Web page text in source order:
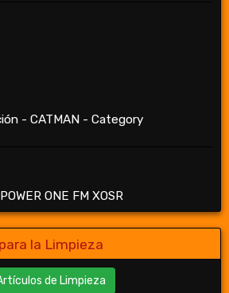
- CATMAN - Category
ONE FM XOSR
de Limpieza